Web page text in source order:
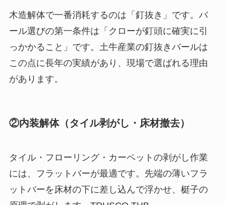
木造解体で一番消耗するのは「釘抜き」です。バ
ール選びの第一条件は「クローが釘頭に確実に引
っかかること」です。土牛産業の釘抜きバールは
この点に長年の実績があり、現場で選ばれる理由
があります。
②内装解体（タイル剥がし・床材撤去）
タイル・フローリング・カーペットの剥がし作業
には、フラットバーが最適です。先端の薄いフラ
ットバーを床材の下に差し込んで浮かせ、梃子の